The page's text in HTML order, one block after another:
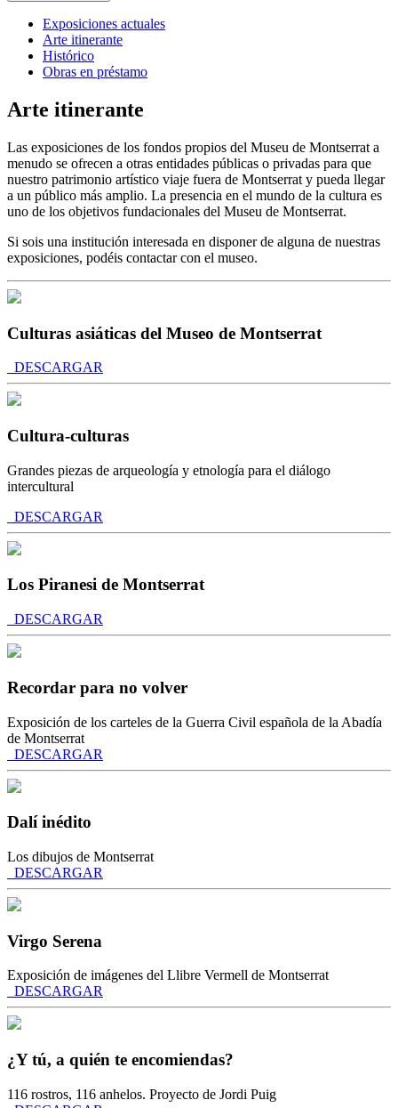
Exposiciones actuales
Arte itinerante
Histórico
Obras en préstamo
Arte itinerante
Las exposiciones de los fondos propios del Museu de Montserrat a
menudo se ofrecen a otras entidades públicas o privadas para que
nuestro patrimonio artístico viaje fuera de Montserrat y pueda llegar
a un público más amplio. La presencia en el mundo de la cultura es
uno de los objetivos fundacionales del Museu de Montserrat.
Si sois una institución interesada en disponer de alguna de nuestras
exposiciones, podéis contactar con el museo.
Culturas asiáticas del Museo de Montserrat
DESCARGAR
Cultura-culturas
Grandes piezas de arqueología y etnología para el diálogo
intercultural
DESCARGAR
Los Piranesi de Montserrat
DESCARGAR
Recordar para no volver
Exposición de los carteles de la Guerra Civil española de la Abadía
de Montserrat
DESCARGAR
Dalí inédito
Los dibujos de Montserrat
DESCARGAR
Virgo Serena
Exposición de imágenes del Llibre Vermell de Montserrat
DESCARGAR
¿Y tú, a quién te encomiendas?
116 rostros, 116 anhelos. Proyecto de Jordi Puig